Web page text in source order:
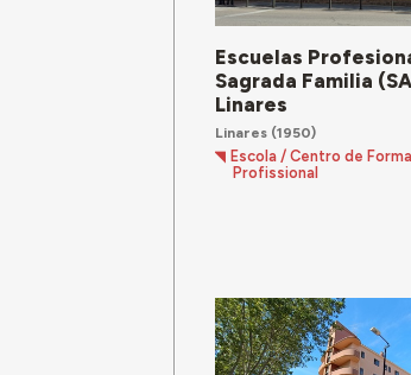
Escuelas
Sagrada Familia
Linares
Linares (1950)
Escola / Centro de
Profissional